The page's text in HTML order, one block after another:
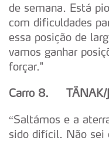
de semana. Está
com dificuldades
essa posição de
vamos ganhar
forçar."
Carro 8. TÄNAK/J
“Saltámos e a
sido difícil. Não sei